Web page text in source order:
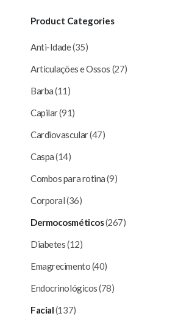
Product Categories
Anti-Idade(35)
Articulações e Ossos (27)
Barba(11)
Capilar(91)
Cardiovascular(47)
Caspa(14)
Combos para rotina(9)
Corporal(36)
Dermocosméticos(267)
Diabetes(12)
Emagrecimento(40)
Endocrinológicos(78)
Facial(137)